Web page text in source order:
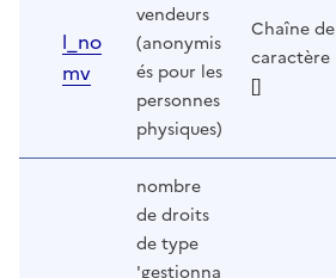
l_no
mv
vendeurs
(anonymis
és pour les
personnes
physiques)
Chaîne de
caractère
[]
nombre
de droits
de type
'gestionna